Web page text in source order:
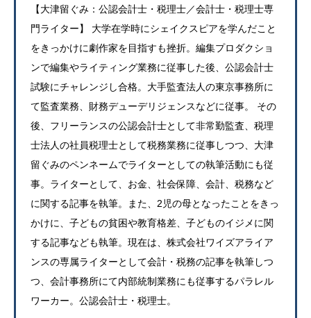
【大津留ぐみ：公認会計士・税理士／会計士・税理士専
門ライター】 大学在学時にシェイクスピアを学んだこと
をきっかけに劇作家を目指すも挫折。編集プロダクショ
ンで編集やライティング業務に従事した後、公認会計士
試験にチャレンジし合格。大手監査法人の東京事務所に
て監査業務、財務デューデリジェンスなどに従事。 その
後、フリーランスの公認会計士として非常勤監査、税理
士法人の社員税理士として税務業務に従事しつつ、大津
留ぐみのペンネームでライターとしての執筆活動にも従
事。ライターとして、お金、社会保障、会計、税務など
に関する記事を執筆。また、2児の母となったことをきっ
かけに、子どもの貧困や教育格差、子どものイジメに関
する記事なども執筆。現在は、株式会社ワイズアライア
ンスの専属ライターとして会計・税務の記事を執筆しつ
つ、会計事務所にて内部統制業務にも従事するパラレル
ワーカー。公認会計士・税理士。